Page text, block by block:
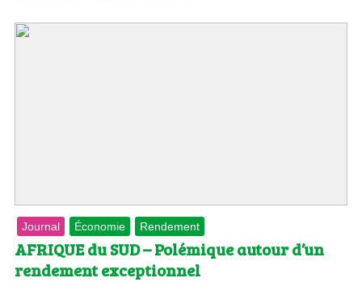
Journal Économie Rendement
AFRIQUE du SUD – Polémique autour d’un
rendement exceptionnel